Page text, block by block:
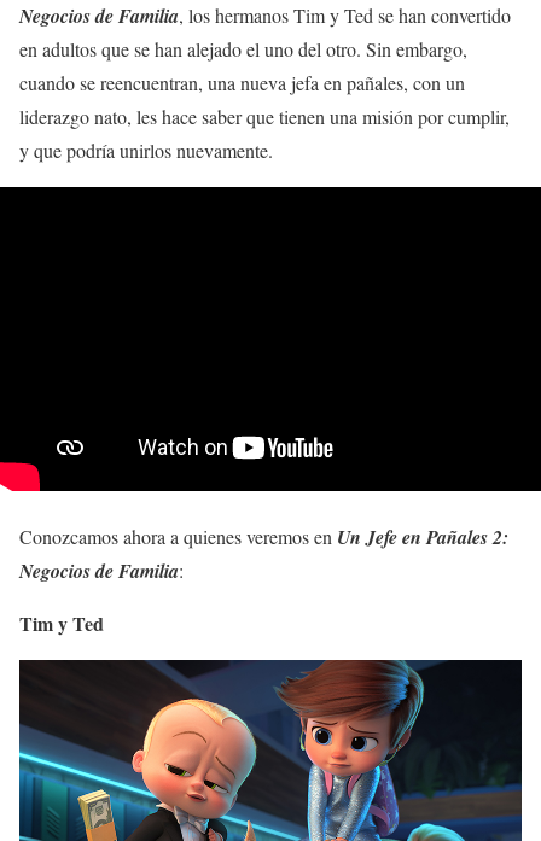
Negocios de Familia, los hermanos Tim y Ted se han convertido
en adultos que se han alejado el uno del otro. Sin embargo,
cuando se reencuentran, una nueva jefa en pañales, con un
liderazgo nato, les hace saber que tienen una misión por cumplir,
y que podría unirlos nuevamente.
Conozcamos ahora a quienes veremos en Un Jefe en Pañales 2:
Negocios de Familia:
Tim y Ted